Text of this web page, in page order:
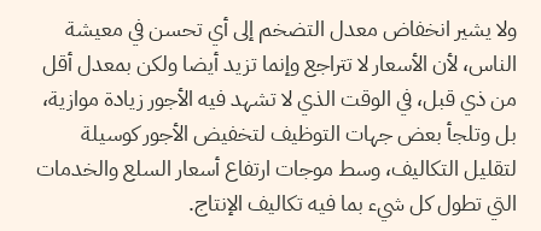
ولا يشير انخفاض معدل التضخم إلى أي تحسن في معيشة
الناس، لأن الأسعار لا تتراجع وإنما تزيد أيضا ولكن بمعدل أقل
من ذي قبل، في الوقت الذي لا تشهد فيه الأجور زيادة موازية،
بل وتلجأ بعض جهات التوظيف لتخفيض الأجور كوسيلة
لتقليل التكاليف، وسط موجات ارتفاع أسعار السلع والخدمات
التي تطول كل شيء بما فيه تكاليف الإنتاج.